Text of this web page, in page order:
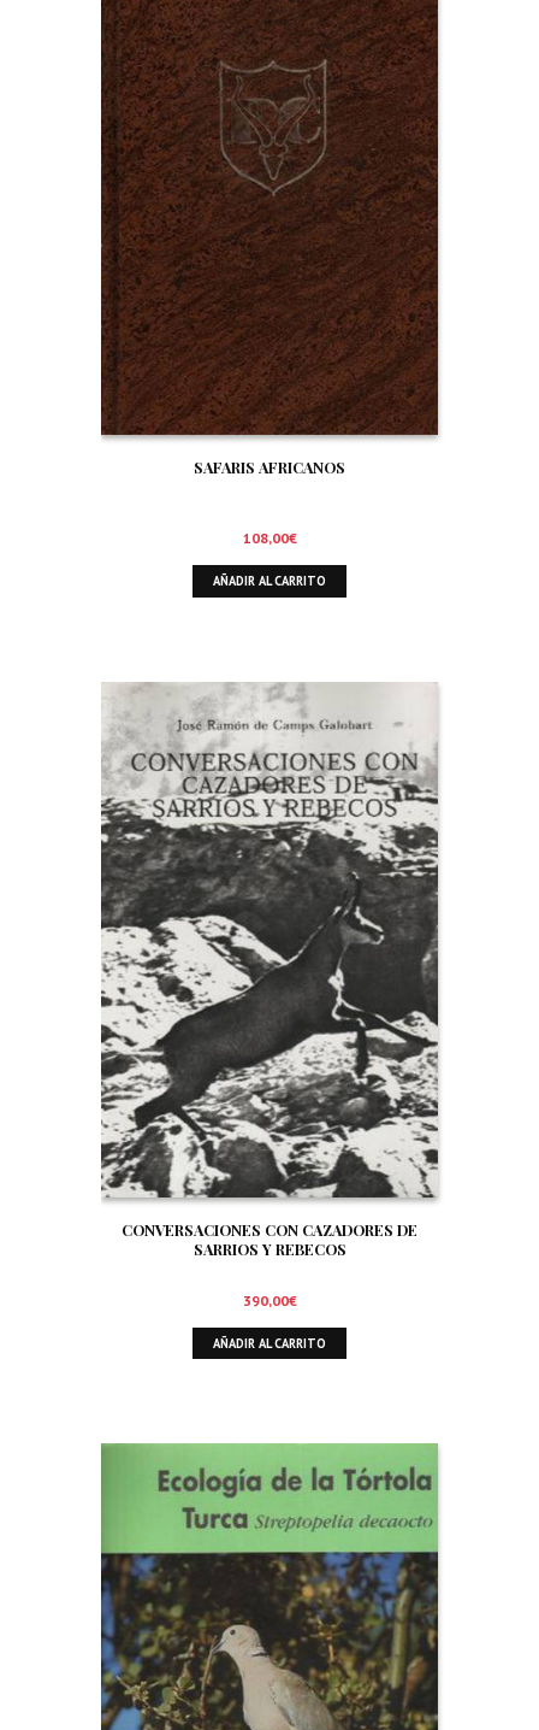
SAFARIS AFRICANOS
108,00€
AÑADIR AL CARRITO
CONVERSACIONES CON CAZADORES DE
SARRIOS Y REBECOS
390,00€
AÑADIR AL CARRITO